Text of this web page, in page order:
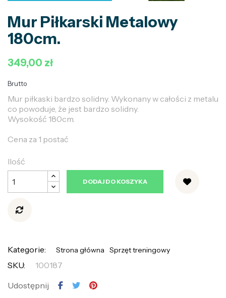
Mur Piłkarski Metalowy
180cm.
349,00 zł
Brutto
Mur piłkaski bardzo solidny. Wykonany w całości z metalu
co powoduje, że jest bardzo solidny.
Wysokość 180cm.
Cena za 1 postać
Ilość
DODAJ DO KOSZYKA
Kategorie: Strona główna Sprzęt treningowy
SKU:
100187
Udostępnij